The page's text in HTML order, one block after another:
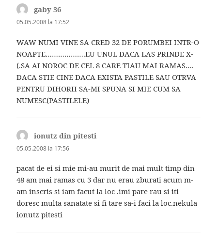
gaby 36
05.05.2008 la 17:52
WAW NUMI VINE SA CRED 32 DE PORUMBEI INTR-O
NOAPTE……………….EU UNUL DACA LAS PRINDE X-
(.SA AI NOROC DE CEL 8 CARE TIAU MAI RAMAS….
DACA STIE CINE DACA EXISTA PASTILE SAU OTRVA
PENTRU DIHORII SA-MI SPUNA SI MIE CUM SA
NUMESC(PASTILELE)
ionutz din pitesti
05.05.2008 la 17:56
pacat de ei si mie mi-au murit de mai mult timp din
48 am mai ramas cu 3 dar nu erau zburati acum m-
am inscris si iam facut la loc .imi pare rau si iti
doresc multa sanatate si fi tare sa-i faci la loc.nekula
ionutz pitesti